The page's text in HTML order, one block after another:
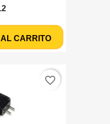
CARRITO
favorite_border